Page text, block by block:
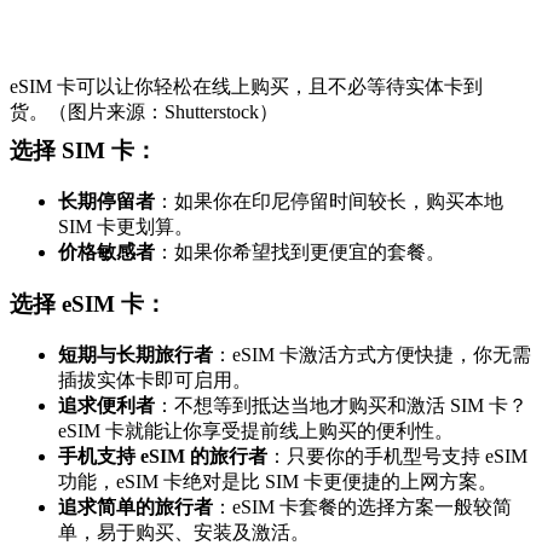
eSIM 卡可以让你轻松在线上购买，且不必等待实体卡到
货。（图片来源：Shutterstock）
选择 SIM 卡：
长期停留者 ：如果你在印尼停留时间较长，购买本地
SIM 卡更划算。
价格敏感者 ：如果你希望找到更便宜的套餐。
选择 eSIM 卡：
短期与长期旅行者 ：eSIM 卡激活方式方便快捷，你无需
插拔实体卡即可启用。
追求便利者 ：不想等到抵达当地才购买和激活 SIM 卡？
eSIM 卡就能让你享受提前线上购买的便利性。
手机支持 eSIM 的旅行者 ：只要你的手机型号支持 eSIM
功能，eSIM 卡绝对是比 SIM 卡更便捷的上网方案。
追求简单的旅行者 ：eSIM 卡套餐的选择方案一般较简
单，易于购买、安装及激活。